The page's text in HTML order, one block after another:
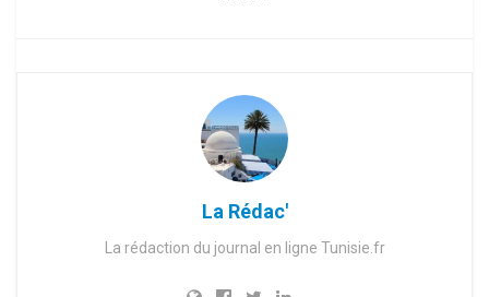
La Rédac'
La rédaction du journal en ligne Tunisie.fr